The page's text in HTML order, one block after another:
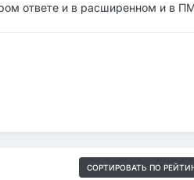
ответе и в расширенном и в
СОРТИРОВАТЬ ПО